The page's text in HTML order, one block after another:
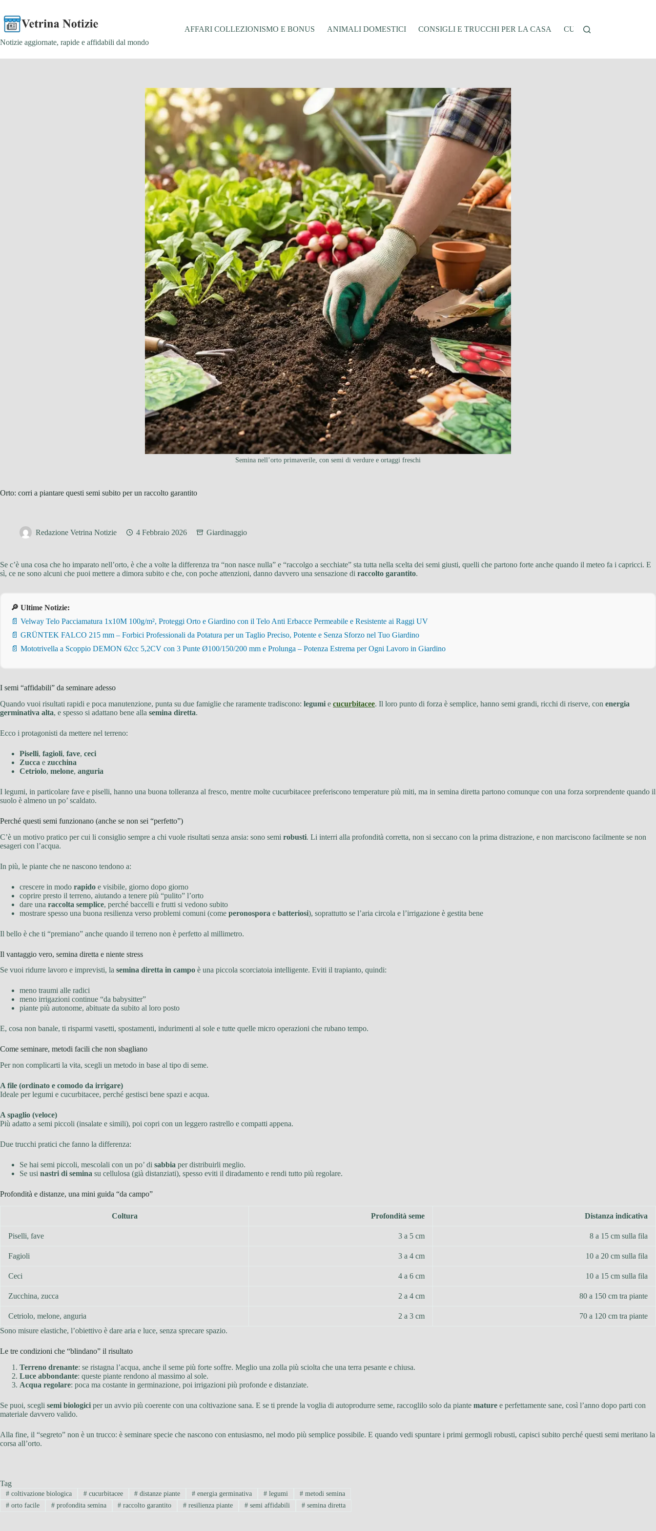
contenuto
Notizie aggiornate, rapide e affidabili dal mondo
AFFARI COLLEZIONISMO E BONUS ANIMALI DOMESTICI CONSIGLI E TRUCCHI PER LA CASA CUCINA E RICETTE
Semina nell’orto primaverile, con semi di verdure e ortaggi freschi
Orto: corri a piantare questi semi subito per un raccolto garantito
Redazione Vetrina Notizie 4 Febbraio 2026 Giardinaggio
Se c’è una cosa che ho imparato nell’orto, è che a volte la differenza tra “non nasce nulla” e “raccolgo a secchiate” sta tutta nella scelta dei semi giusti, quelli che partono forte anche quando il meteo fa i capricci. E
sì, ce ne sono alcuni che puoi mettere a dimora subito e che, con poche attenzioni, danno davvero una sensazione di raccolto garantito.
🔎 Ultime Notizie:
📄 Velway Telo Pacciamatura 1x10M 100g/m², Proteggi Orto e Giardino con il Telo Anti Erbacce Permeabile e Resistente ai Raggi UV
📄 GRÜNTEK FALCO 215 mm – Forbici Professionali da Potatura per un Taglio Preciso, Potente e Senza Sforzo nel Tuo Giardino
📄 Mototrivella a Scoppio DEMON 62cc 5,2CV con 3 Punte Ø100/150/200 mm e Prolunga – Potenza Estrema per Ogni Lavoro in Giardino
I semi “affidabili” da seminare adesso
Quando vuoi risultati rapidi e poca manutenzione, punta su due famiglie che raramente tradiscono: legumi e cucurbitacee. Il loro punto di forza è semplice, hanno semi grandi, ricchi di riserve, con energia
germinativa alta, e spesso si adattano bene alla semina diretta.
Ecco i protagonisti da mettere nel terreno:
Piselli, fagioli, fave, ceci
Zucca e zucchina
Cetriolo, melone, anguria
I legumi, in particolare fave e piselli, hanno una buona tolleranza al fresco, mentre molte cucurbitacee preferiscono temperature più miti, ma in semina diretta partono comunque con una forza sorprendente quando il
suolo è almeno un po’ scaldato.
Perché questi semi funzionano (anche se non sei “perfetto”)
C’è un motivo pratico per cui li consiglio sempre a chi vuole risultati senza ansia: sono semi robusti. Li interri alla profondità corretta, non si seccano con la prima distrazione, e non marciscono facilmente se non
esageri con l’acqua.
In più, le piante che ne nascono tendono a:
crescere in modo rapido e visibile, giorno dopo giorno
coprire presto il terreno, aiutando a tenere più “pulito” l’orto
dare una raccolta semplice, perché baccelli e frutti si vedono subito
mostrare spesso una buona resilienza verso problemi comuni (come peronospora e batteriosi), soprattutto se l’aria circola e l’irrigazione è gestita bene
Il bello è che ti “premiano” anche quando il terreno non è perfetto al millimetro.
Il vantaggio vero, semina diretta e niente stress
Se vuoi ridurre lavoro e imprevisti, la semina diretta in campo è una piccola scorciatoia intelligente. Eviti il trapianto, quindi:
meno traumi alle radici
meno irrigazioni continue “da babysitter”
piante più autonome, abituate da subito al loro posto
E, cosa non banale, ti risparmi vasetti, spostamenti, indurimenti al sole e tutte quelle micro operazioni che rubano tempo.
Come seminare, metodi facili che non sbagliano
Per non complicarti la vita, scegli un metodo in base al tipo di seme.
A file (ordinato e comodo da irrigare)
Ideale per legumi e cucurbitacee, perché gestisci bene spazi e acqua.
A spaglio (veloce)
Più adatto a semi piccoli (insalate e simili), poi copri con un leggero rastrello e compatti appena.
Due trucchi pratici che fanno la differenza:
Se hai semi piccoli, mescolali con un po’ di sabbia per distribuirli meglio.
Se usi nastri di semina su cellulosa (già distanziati), spesso eviti il diradamento e rendi tutto più regolare.
Profondità e distanze, una mini guida “da campo”
Coltura Profondità seme Distanza indicativa
Piselli, fave 3 a 5 cm 8 a 15 cm sulla fila
Fagioli 3 a 4 cm 10 a 20 cm sulla fila
Ceci 4 a 6 cm 10 a 15 cm sulla fila
Zucchina, zucca 2 a 4 cm 80 a 150 cm tra piante
Cetriolo, melone, anguria 2 a 3 cm
70 a 120 cm tra piante
Sono misure elastiche, l’obiettivo è dare aria e luce, senza sprecare spazio.
Le tre condizioni che “blindano” il risultato
Terreno drenante: se ristagna l’acqua, anche il seme più forte soffre. Meglio una zolla più sciolta che una terra pesante e chiusa.
Luce abbondante: queste piante rendono al massimo al sole.
Acqua regolare: poca ma costante in germinazione, poi irrigazioni più profonde e distanziate.
Se puoi, scegli semi biologici per un avvio più coerente con una coltivazione sana. E se ti prende la voglia di autoprodurre seme, raccoglilo solo da piante mature e perfettamente sane, così l’anno dopo parti con
materiale davvero valido.
Alla fine, il “segreto” non è un trucco: è seminare specie che nascono con entusiasmo, nel modo più semplice possibile. E quando vedi spuntare i primi germogli robusti, capisci subito perché questi semi meritano la
corsa all’orto.
Tag
#coltivazione biologica #cucurbitacee # distanze piante # energia germinativa # legumi #metodi semina
#orto facile #profondita semina # raccolto garantito # resilienza piante # semi affidabili #semina diretta